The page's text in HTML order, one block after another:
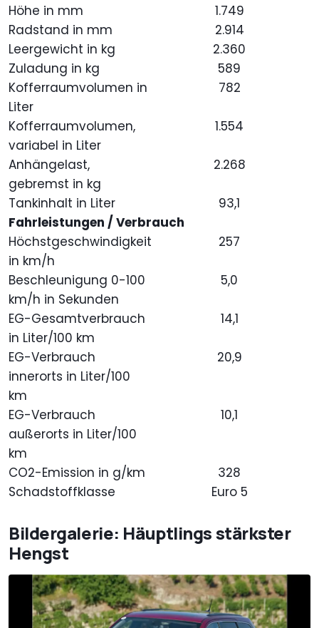
Höhe in mm
1.749
Radstand in mm
2.914
Leergewicht in kg
2.360
Zuladung in kg
589
Kofferraumvolumen in
Liter
782
Kofferraumvolumen,
variabel in Liter
1.554
Anhängelast,
gebremst in kg
2.268
Tankinhalt in Liter
93,1
Fahrleistungen / Verbrauch
Höchstgeschwindigkeit
in km/h
257
Beschleunigung 0-100
km/h in Sekunden
5,0
EG-Gesamtverbrauch
in Liter/100 km
14,1
EG-Verbrauch
innerorts in Liter/100
km
20,9
EG-Verbrauch
außerorts in Liter/100
km
10,1
CO2-Emission in g/km
328
Schadstoffklasse
Euro 5
Bildergalerie: Häuptlings stärkster
Hengst